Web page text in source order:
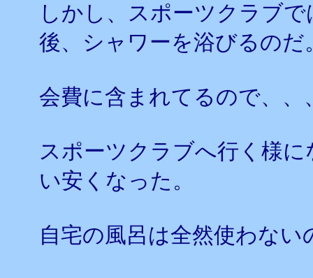
しかし、スポーツクラブ
後、シャワーを浴びるのだ
会費に含まれてるので、、
スポーツクラブへ行く様
い安くなった。
自宅の風呂は全然使わない